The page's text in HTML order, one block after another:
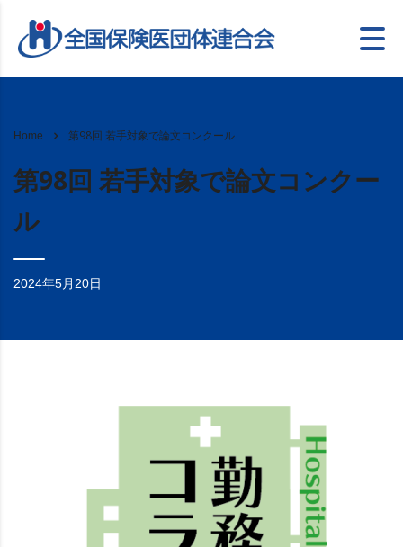
Home 第98回 若手対象で論文コンクール
第98回 若手対象で論文コンクー
ル
2024年5月20日